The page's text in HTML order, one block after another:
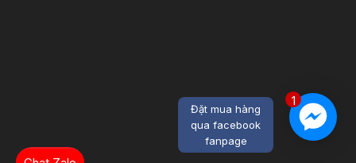
1
Đặt mua hàng
qua facebook
fanpage